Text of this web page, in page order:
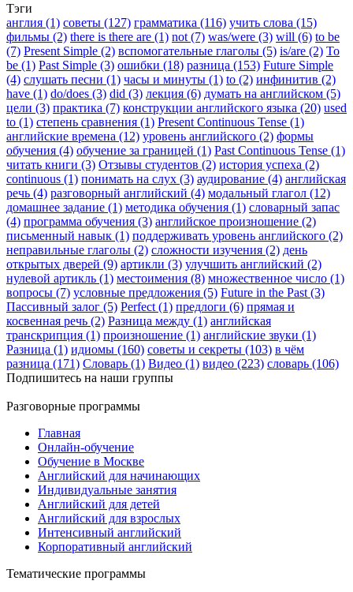
Тэги
англия (1) советы (127) грамматика (116) учить слова (15)
фильмы (2) there is there are (1) not (7) was/were (3) will (6) to be
(7) Present Simple (2) вспомогательные глаголы (5) is/are (2) To
be (1) Past Simple (3) ошибки (18) разница (153) Future Simple
(4) слушать песни (1) часы и минуты (1) to (2) инфинитив (2)
have (1) do/does (3) did (3) лекция (6) думать на английском (5)
цели (3) практика (7) конструкции английского языка (20) used
to (1) степень сравнения (1) Present Continuous Tense (1)
английские времена (12) уровень английского (2) формы
обучения (4) обучение за границей (1) Past Continuous Tense (1)
читать книги (3) Отзывы студентов (2) история успеха (2)
continuous (1) понимать на слух (3) аудирование (4) английская
речь (4) разговорный английский (4) модальный глагол (12)
домашнее задание (1) методика обучения (1) словарный запас
(4) программа обучения (3) английское произношение (2)
письменный навык (1) поддерживать уровень английского (2)
неправильные глаголы (2) сложности изучения (2) день
открытых дверей (9) артикли (3) улучшить английский (2)
нулевой артикль (1) местоимения (8) множественное число (1)
вопросы (7) условные предложения (5) Future in the Past (3)
Пассивный залог (5) Perfect (1) предлоги (6) прямая и
косвенная речь (2) Разница между (1) английская
транскрипция (1) произношение (1) английские звуки (1)
Разница (1) идиомы (160) советы и секреты (103) в чём
разница (171) Словарь (1) Видео (1) видео (223) словарь (106)
Подпишитесь на наши группы
Разговорные программы
Главная
Онлайн-обучение
Обучение в Москве
Английский для начинающих
Индивидуальные занятия
Английский для детей
Английский для взрослых
Интенсивный английский
Корпоративный английский
Тематические программы